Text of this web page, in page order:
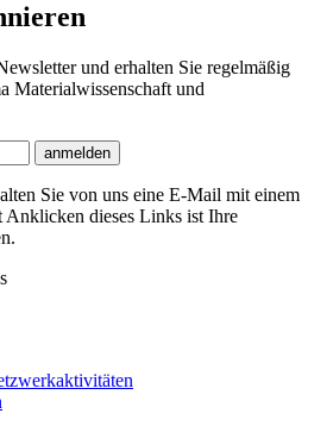
und erhalten Sie regelmäßig
Materialwissenschaft und
anmelden
Sie von uns eine E-Mail mit einem
Anklicken dieses Links ist Ihre